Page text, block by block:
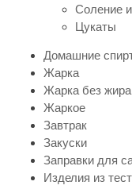
Соление
Цукаты
Домашние
Жарка
Жарка без жира
Жаркое
Завтрак
Закуски
Заправки для
Изделия из